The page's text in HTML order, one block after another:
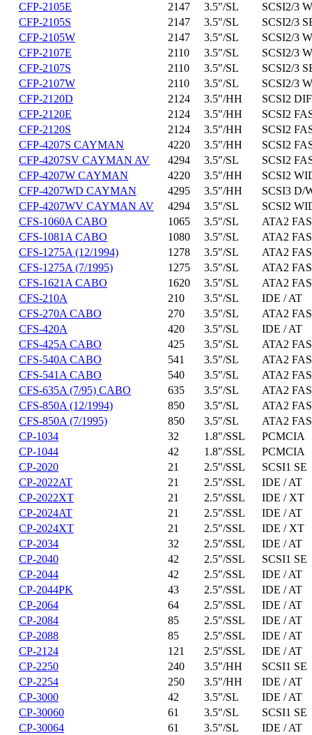
CFP-2105E
2147 3.5"/SL
SCSI2/3
CFP-2105S
2147 3.5"/SL
SCSI2/3
CFP-2105W
2147 3.5"/SL
SCSI2/3
CFP-2107E
2110 3.5"/SL
SCSI2/3
CFP-2107S
2110 3.5"/SL
SCSI2/3
CFP-2107W
2110 3.5"/SL
SCSI2/3
CFP-2120D
2124 3.5"/HH
SCSI2
CFP-2120E
2124 3.5"/HH
SCSI2
CFP-2120S
2124 3.5"/HH
SCSI2
CFP-4207S CAYMAN
4220 3.5"/HH
SCSI2
CFP-4207SV CAYMAN AV
4294 3.5"/SL
SCSI2
CFP-4207W CAYMAN
4220 3.5"/HH
SCSI2
CFP-4207WD CAYMAN
4295 3.5"/HH
SCSI3 D/
CFP-4207WV CAYMAN AV
4294 3.5"/SL
SCSI2
CFS-1060A CABO
1065 3.5"/SL
ATA2
CFS-1081A CABO
1080 3.5"/SL
ATA2
CFS-1275A (12/1994)
1278 3.5"/SL
ATA2
CFS-1275A (7/1995)
1275 3.5"/SL
ATA2
CFS-1621A CABO
1620 3.5"/SL
ATA2
CFS-210A
210 3.5"/SL
IDE / AT
CFS-270A CABO
270 3.5"/SL
ATA2
CFS-420A
420 3.5"/SL
IDE / AT
CFS-425A CABO
425 3.5"/SL
ATA2
CFS-540A CABO
541 3.5"/SL
ATA2
CFS-541A CABO
540 3.5"/SL
ATA2
CFS-635A (7/95) CABO
635 3.5"/SL
ATA2
CFS-850A (12/1994)
850 3.5"/SL
ATA2
CFS-850A (7/1995)
850 3.5"/SL
ATA2
CP-1034
32 1.8"/SSL
PCMCIA
CP-1044
42 1.8"/SSL
PCMCIA
CP-2020
21 2.5"/SSL
SCSI1 SE
CP-2022AT
21 2.5"/SSL
IDE / AT
CP-2022XT
21 2.5"/SSL
IDE / XT
CP-2024AT
21 2.5"/SSL
IDE / AT
CP-2024XT
21 2.5"/SSL
IDE / XT
CP-2034
32 2.5"/SSL
IDE / AT
CP-2040
42 2.5"/SSL
SCSI1 SE
CP-2044
42 2.5"/SSL
IDE / AT
CP-2044PK
43 2.5"/SSL
IDE / AT
CP-2064
64 2.5"/SSL
IDE / AT
CP-2084
85 2.5"/SSL
IDE / AT
CP-2088
85 2.5"/SSL
IDE / AT
CP-2124
121 2.5"/SSL
IDE / AT
CP-2250
240 3.5"/HH
SCSI1 SE
CP-2254
250 3.5"/HH
IDE / AT
CP-3000
42 3.5"/SL
IDE / AT
CP-30060
61 3.5"/SL
SCSI1 SE
CP-30064
61 3.5"/SL
IDE / AT